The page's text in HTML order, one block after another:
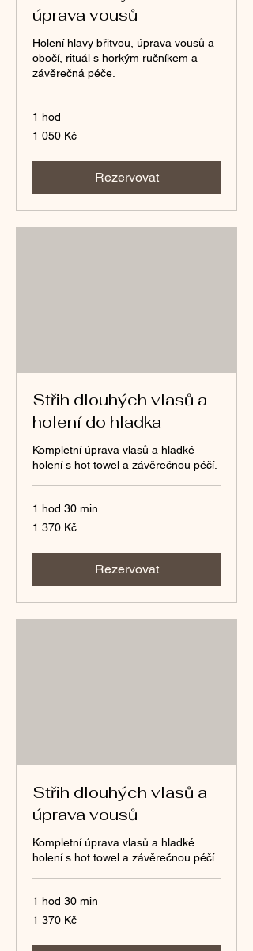
úprava vousů
Holení hlavy břitvou, úprava vousů a
obočí, rituál s horkým ručníkem a
závěrečná péče.
1 hod
1 050
českých
1 050 Kč
Rezervovat
Střih dlouhých vlasů a
holení do hladka
Kompletní úprava vlasů a hladké
holení s hot towel a závěrečnou péčí.
1 hod 30 min
1 370
českých
1 370 Kč
Rezervovat
Střih dlouhých vlasů a
úprava vousů
Kompletní úprava vlasů a hladké
holení s hot towel a závěrečnou péčí.
1 hod 30 min
1 370
českých
1 370 Kč